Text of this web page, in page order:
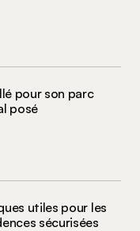
pour son parc
posé
utiles pour les
sécurisées